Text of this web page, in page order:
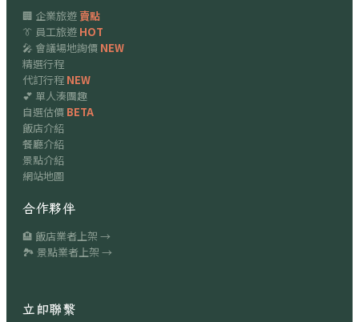
🏢 企業旅遊賣點
👔 員工旅遊 HOT
🎤 會議場地詢價 NEW
精選行程
代訂行程 NEW
💕 單人湊團趣
自選估價 BETA
飯店介紹
餐廳介紹
景點介紹
網站地圖
合作夥伴
🏨 飯店業者上架 →
🏞 景點業者上架 →
立即聯繫